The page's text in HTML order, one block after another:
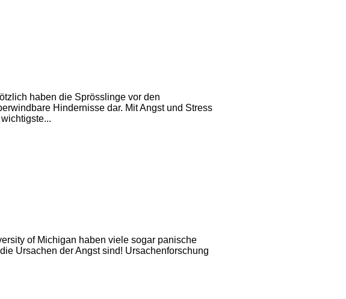
haben die Sprösslinge vor den
Hindernisse dar. Mit Angst und Stress
of Michigan haben viele sogar panische
Ursachen der Angst sind! Ursachenforschung